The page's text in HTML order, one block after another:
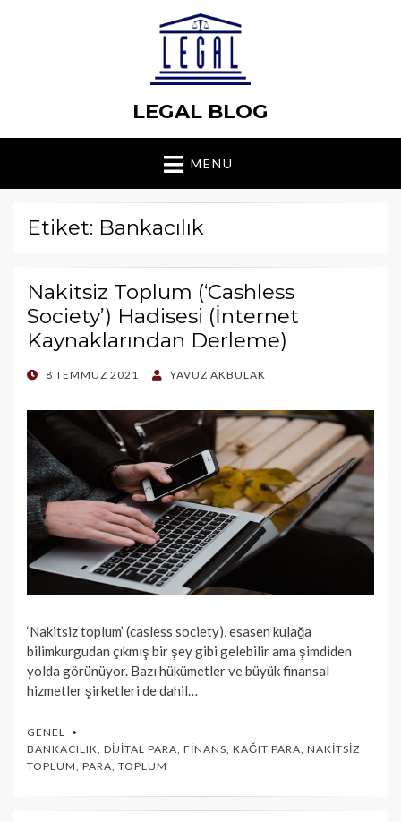
LEGAL BLOG
MENU
Etiket: Bankacılık
Nakitsiz Toplum (‘Cashless
Society’) Hadisesi (İnternet
Kaynaklarından Derleme)
POSTED
8 TEMMUZ 2021 YAVUZ AKBULAK
‘Nakitsiz toplum’ (casless society), esasen kulağa
bilimkurgudan çıkmış bir şey gibi gelebilir ama şimdiden
yolda görünüyor. Bazı hükümetler ve büyük finansal
hizmetler şirketleri de dahil…
GENEL
BANKACILIK, DIJITAL PARA, FINANS, KAĞIT PARA, NAKITSIZ
TOPLUM, PARA, TOPLUM